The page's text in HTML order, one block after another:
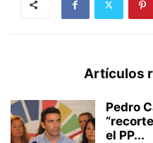
Artículos
Pedro
el PP...